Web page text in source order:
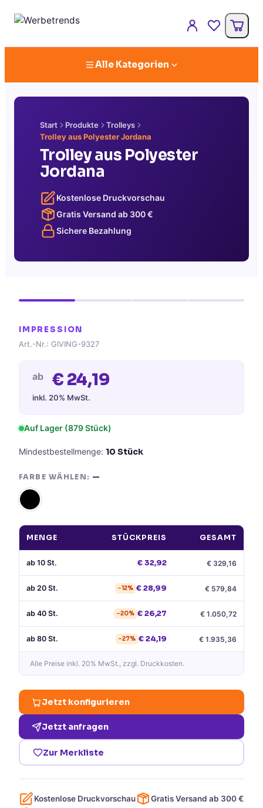
Alle Kategorien
Start Produkte
Trolleys
Trolley aus Polyester Jordana
Trolley aus Polyester
Jordana
Kostenlose Druckvorschau
Gratis Versand ab 300€
Sichere Bezahlung
IMPRESSION
Art.-Nr.: GIVING-9327
ab € 24,19
inkl. 20% MwSt.
Auf Lager (879 Stück)
Mindestbestellmenge: 10 Stück
FARBE WÄHLEN: —
MENGE STÜCKPREIS GESAMT
ab 10 St. €32,92 € 329,16
ab 20 St. −12% €28,99 € 579,84
ab 40 St. −20% €26,27 € 1.050,72
ab 80 St. −27% €24,19 € 1.935,36
Alle Preise inkl. 20% MwSt., zzgl. Druckkosten.
Jetzt konfigurieren
Jetzt anfragen
Zur Merkliste
Kostenlose Druckvorschau Gratis Versand ab 300€